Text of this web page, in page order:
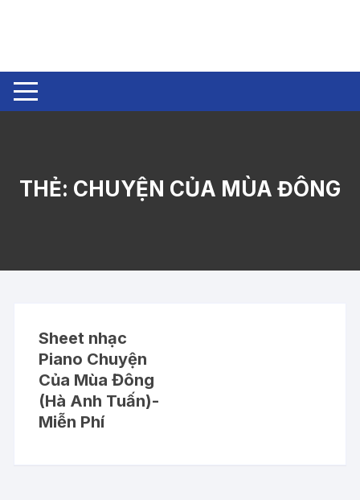
THẺ: CHUYỆN CỦA MÙA ĐÔNG
Sheet nhạc
Piano Chuyện
Của Mùa Đông
(Hà Anh Tuấn)-
Miễn Phí